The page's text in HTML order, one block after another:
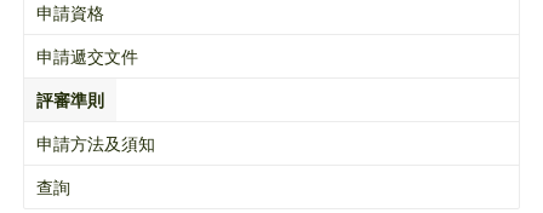
申請資格
申請遞交文件
評審準則
申請方法及須知
查詢